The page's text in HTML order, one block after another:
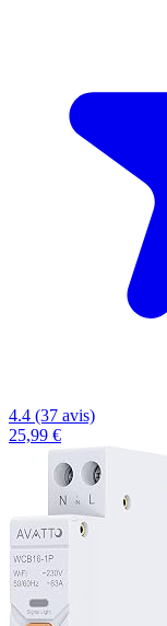
4.4 (37 avis)
25,99 €